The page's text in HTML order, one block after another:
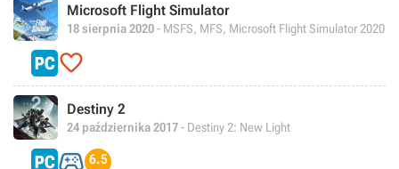
Microsoft Flight Simulator
18 sierpnia 2020- MSFS, MFS, Microsoft Flight Simulator 2020

Destiny 2
24 października 2017- Destiny 2: New Light
 6.5